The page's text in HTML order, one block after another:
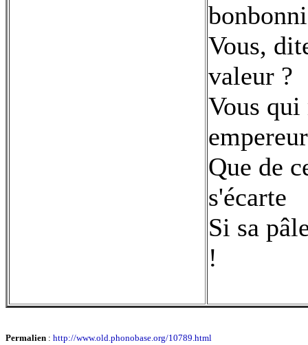
Vous,
valeur ?
Vous qui
Que de
s'écarte
Si sa
!
Permalien : http://www.old.phonobase.org/10789.html